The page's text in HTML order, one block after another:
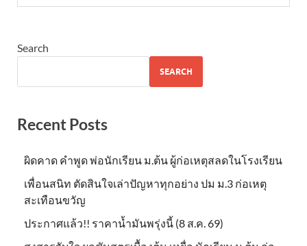
Search
SEARCH
Recent Posts
ผิดคาด คำพูด พ่อนักเรียน ม.ต้น ผู้ก่อเหตุสลดในโรงเรียน
เพื่อนสนิท ตัดสินใจเล่าปัญหาทุกอย่าง ปม ม.3 ก่อเหตุ
สะเทือนขวัญ
ประกาศแล้ว!! ราคาน้ำมันพรุ่งนี้ (8 ส.ค. 69)